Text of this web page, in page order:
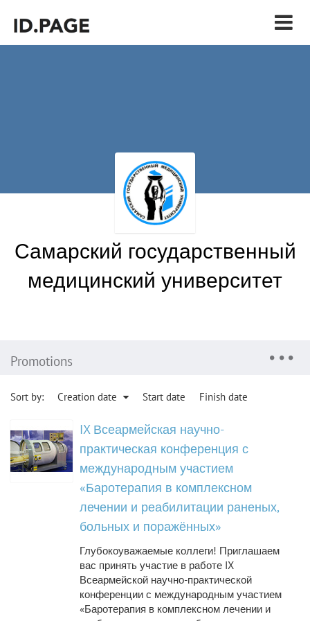
Самарский государственный
медицинский университет
Promotions
Sort by: Creation date Start date Finish date
IX Всеармейская научно-
практическая конференция с
международным участием
«Баротерапия в комплексном
лечении и реабилитации раненых,
больных и поражённых»
Глубокоуважаемые коллеги! Приглашаем
вас принять участие в работе IX
Всеармейской научно-практической
конференции с международным участием
«Баротерапия в комплексном лечении и